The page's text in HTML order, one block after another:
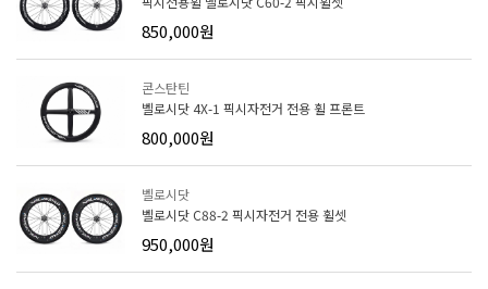
850,000원
콘스탄틴
벨로시닷 4X-1 픽시자전거 전용 휠 프론트
800,000원
벨로시닷
벨로시닷 C88-2 픽시자전거 전용 휠셋
950,000원